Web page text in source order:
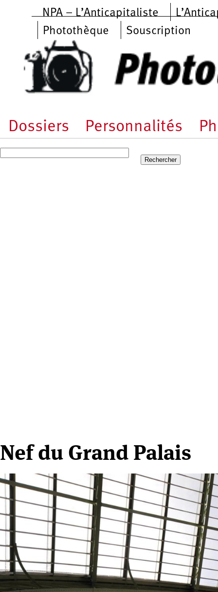
Aller au contenu principal
NPA – L’Anticapitaliste
Photothèque
Souscription
Dossiers Personnalités
Nef du Grand Palais